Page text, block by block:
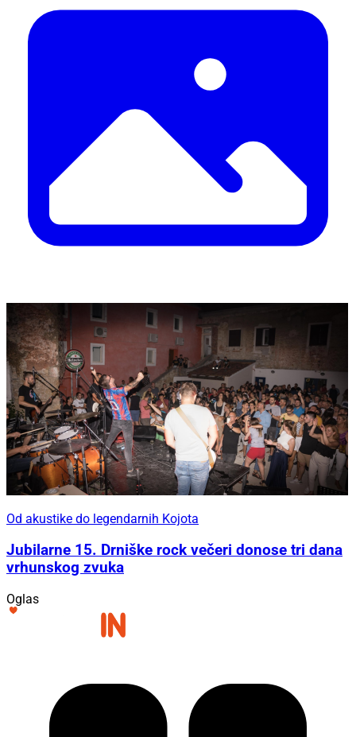
Od akustike do legendarnih Kojota
Jubilarne 15. Drniške rock večeri donose tri dana
vrhunskog zvuka
Oglas